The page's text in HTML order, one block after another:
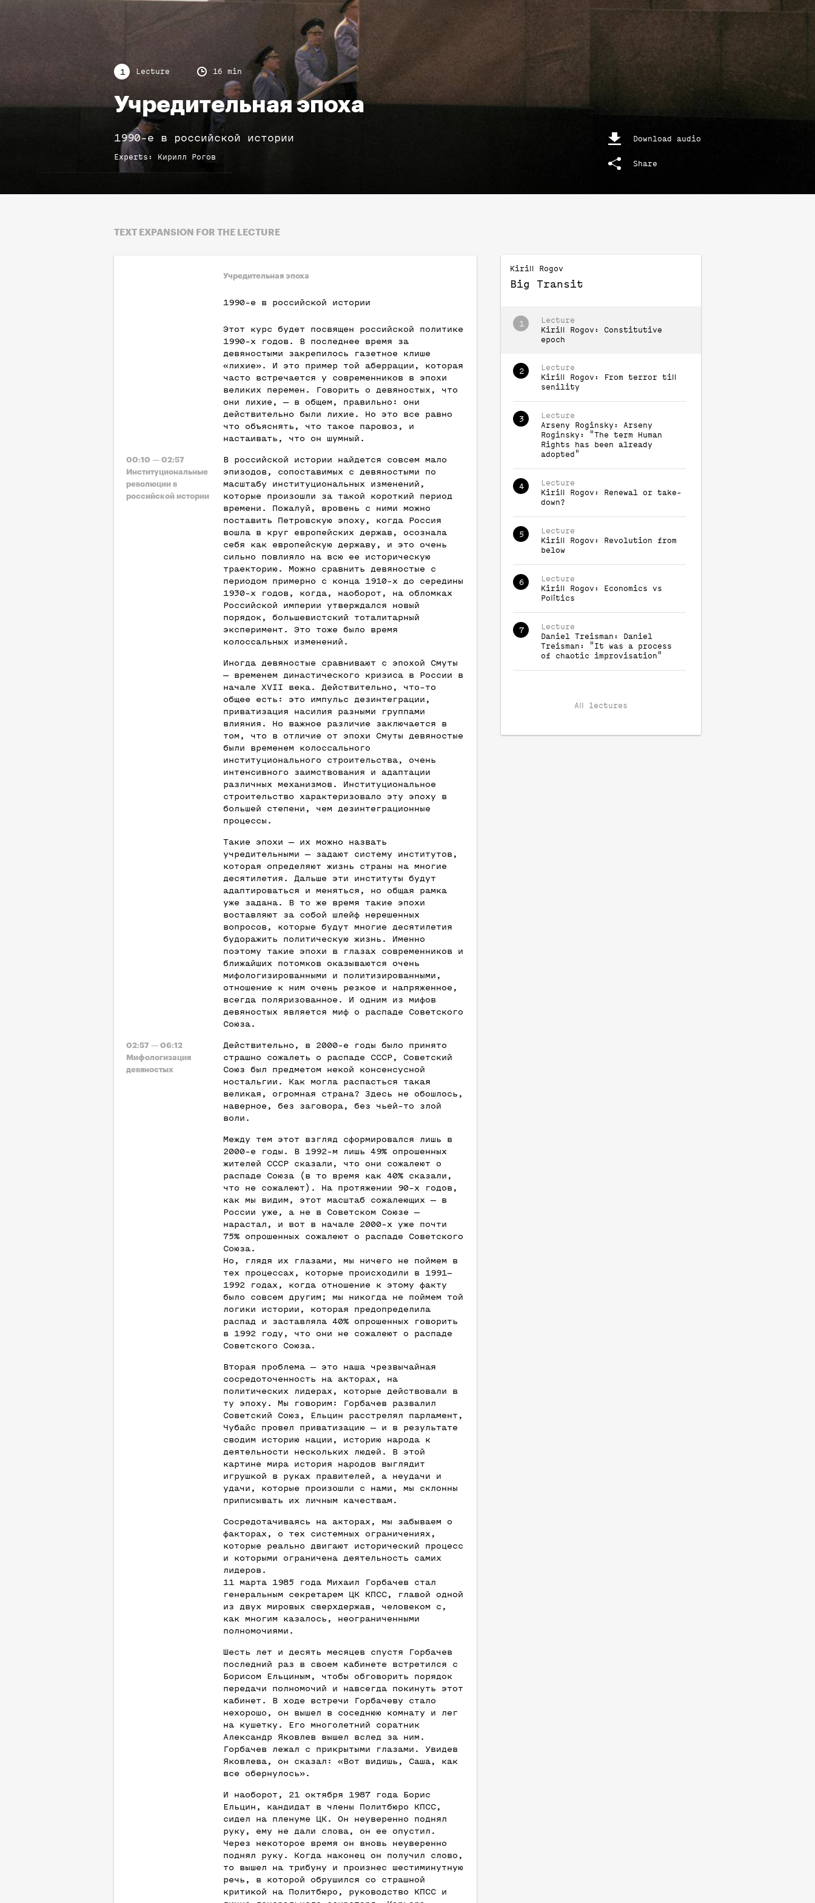
1 Lecture 16 min
Учредительная эпоха
1990-е в российской истории
Experts : Кирилл Рогов
Download audio
Share
TEXT EXPANSION FOR THE LECTURE
Учредительная эпоха
1990-е в российской истории
Этот курс будет посвящен российской политике
1990-х годов. В последнее время за
девяностыми закрепилось газетное клише
«лихие». И это пример той аберрации, которая
часто встречается у современников в эпохи
великих перемен. Говорить о девяностых, что
они лихие, — в общем, правильно: они
действительно были лихие. Но это все равно
что объяснять, что такое паровоз, и
настаивать, что он шумный.
00:10 — 02:57
Институциональные
революции в
российской истории
В российской истории найдется совсем мало
эпизодов, сопоставимых с девяностыми по
масштабу институциональных изменений,
которые произошли за такой короткий период
времени. Пожалуй, вровень с ними можно
поставить Петровскую эпоху, когда Россия
вошла в круг европейских держав, осознала
себя как европейскую державу, и это очень
сильно повлияло на всю ее историческую
траекторию. Можно сравнить девяностые с
периодом примерно с конца 1910-х до середины
1930-х годов, когда, наоборот, на обломках
Российской империи утверждался новый
порядок, большевистский тоталитарный
эксперимент. Это тоже было время
колоссальных изменений.
Иногда девяностые сравнивают с эпохой Смуты
— временем династического кризиса в России в
начале XVII века. Действительно, что-то
общее есть: это импульс дезинтеграции,
приватизация насилия разными группами
влияния. Но важное различие заключается в
том, что в отличие от эпохи Смуты девяностые
были временем колоссального
институционального строительства, очень
интенсивного заимствования и адаптации
различных механизмов. Институциональное
строительство характеризовало эту эпоху в
большей степени, чем дезинтеграционные
процессы.
Такие эпохи — их можно назвать
учредительными — задают систему институтов,
которая определяют жизнь страны на многие
десятилетия. Дальше эти институты будут
адаптироваться и меняться, но общая рамка
уже задана. В то же время такие эпохи
воставляют за собой шлейф нерешенных
вопросов, которые будут многие десятилетия
будоражить политическую жизнь. Именно
поэтому такие эпохи в глазах современников и
ближайших потомков оказываются очень
мифологизированными и политизированными,
отношение к ним очень резкое и напряженное,
всегда поляризованное. И одним из мифов
девяностых является миф о распаде Советского
Союза.
02:57 — 06:12
Мифологизация
девяностых
Действительно, в 2000-е годы было принято
страшно сожалеть о распаде СССР, Советский
Союз был предметом некой консенсусной
ностальгии. Как могла распасться такая
великая, огромная страна? Здесь не обошлось,
наверное, без заговора, без чьей-то злой
воли.
Между тем этот взгляд сформировался лишь в
2000-е годы. В 1992-м лишь 49% опрошенных
жителей СССР сказали, что они сожалеют о
распаде Союза (в то время как 40% сказали,
что не сожалеют). На протяжении 90-х годов,
как мы видим, этот масштаб сожалеющих — в
России уже, а не в Советском Союзе —
нарастал, и вот в начале 2000-х уже почти
75% опрошенных сожалеют о распаде Советского
Союза.
Но, глядя их глазами, мы ничего не поймем в
тех процессах, которые происходили в 1991–
1992 годах, когда отношение к этому факту
было совсем другим; мы никогда не поймем той
логики истории, которая предопределила
распад и заставляла 40% опрошенных говорить
в 1992 году, что они не сожалеют о распаде
Советского Союза.
Вторая проблема — это наша чрезвычайная
сосредоточенность на акторах, на
политических лидерах, которые действовали в
ту эпоху. Мы говорим: Горбачев развалил
Советский Союз, Ельцин расстрелял парламент,
Чубайс провел приватизацию — и в результате
сводим историю нации, историю народа к
деятельности нескольких людей. В этой
картине мира история народов выглядит
игрушкой в руках правителей, а неудачи и
удачи, которые произошли с нами, мы склонны
приписывать их личным качествам.
Сосредотачиваясь на акторах, мы забываем о
факторах, о тех системных ограничениях,
которые реально двигают исторический процесс
и которыми ограничена деятельность самих
лидеров.
11 марта 1985 года Михаил Горбачев стал
генеральным секретарем ЦК КПСС, главой одной
из двух мировых сверхдержав, человеком с,
как многим казалось, неограниченными
полномочиями.
Шесть лет и десять месяцев спустя Горбачев
последний раз в своем кабинете встретился с
Борисом Ельциным, чтобы обговорить порядок
передачи полномочий и навсегда покинуть этот
кабинет. В ходе встречи Горбачеву стало
нехорошо, он вышел в соседнюю комнату и лег
на кушетку. Его многолетний соратник
Александр Яковлев вышел вслед за ним.
Горбачев лежал с прикрытыми глазами. Увидев
Яковлева, он сказал: «Вот видишь, Саша, как
все обернулось».
И наоборот, 21 октября 1987 года Борис
Ельцин, кандидат в члены Политбюро КПСС,
сидел на пленуме ЦК. Он неуверенно поднял
руку, ему не дали слова, он ее опустил.
Через некоторое время он вновь неуверенно
поднял руку. Когда наконец он получил слово,
то вышел на трибуну и произнес шестиминутную
речь, в которой обрушился со страшной
критикой на Политбюро, руководство КПСС и
Kirill Rogov
Big Transit
1
Lecture
Kirill
Rogov :
Constitutive
epoch
2
Lecture
Kirill
Rogov :
From terror till
senility
3
Lecture
Arseny
Roginsky :
Arseny
Roginsky: "The term Human
Rights has been already
adopted"
4
Lecture
Kirill
Rogov :
Renewal or take-
down?
5
Lecture
Kirill
Rogov :
Revolution from
below
6
Lecture
Kirill
Rogov :
Economics vs
Politics
7
Lecture
Daniel
Treisman :
Daniel
Treisman: "It was a process
of chaotic improvisation"
All lectures